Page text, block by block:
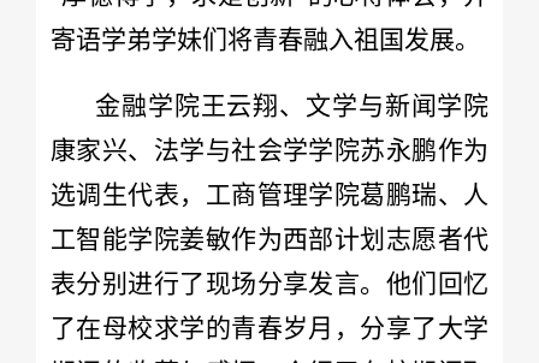
寄语学弟学妹们将青春融入祖国发展。
金融学院王云翔、文学与新闻学院
康家兴、法学与社会学学院苏永鹏作为
选调生代表，工商管理学院葛鹏瑞、人
工智能学院姜敏作为西部计划志愿者代
表分别进行了现场分享发言。他们回忆
了在母校求学的青春岁月，分享了大学